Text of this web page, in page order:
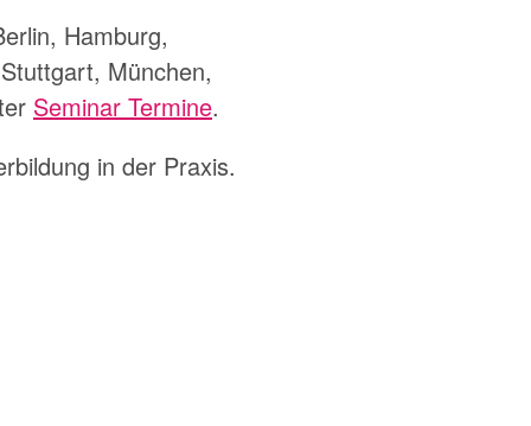
Hamburg,
München,
Seminar Termine.
in der Praxis.